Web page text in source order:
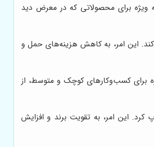
ویژه برای محصولاتی که در معرض دید
این امر، به کاهش هزینه‌های حمل و
برای کسب‌وکارهای کوچک و متوسط، از
این امر، به تقویت برند و افزایش